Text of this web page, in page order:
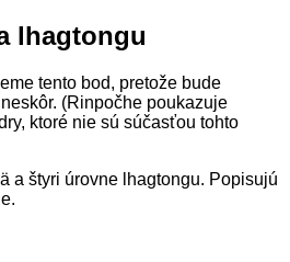
lhagtongu
tento bod, pretože bude
(Rinpočhe poukazuje
ktoré nie sú súčasťou tohto
a štyri úrovne lhagtongu. Popisujú